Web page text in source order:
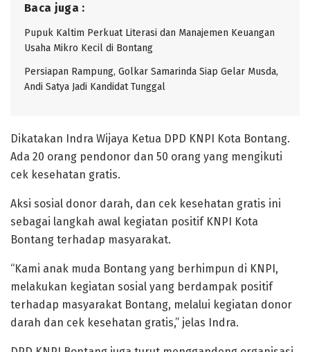
Baca juga :
Pupuk Kaltim Perkuat Literasi dan Manajemen Keuangan
Usaha Mikro Kecil di Bontang
Persiapan Rampung, Golkar Samarinda Siap Gelar Musda,
Andi Satya Jadi Kandidat Tunggal
Dikatakan Indra Wijaya Ketua DPD KNPI Kota Bontang.
Ada 20 orang pendonor dan 50 orang yang mengikuti
cek kesehatan gratis.
Aksi sosial donor darah, dan cek kesehatan gratis ini
sebagai langkah awal kegiatan positif KNPI Kota
Bontang terhadap masyarakat.
“Kami anak muda Bontang yang berhimpun di KNPI,
melakukan kegiatan sosial yang berdampak positif
terhadap masyarakat Bontang, melalui kegiatan donor
darah dan cek kesehatan gratis,” jelas Indra.